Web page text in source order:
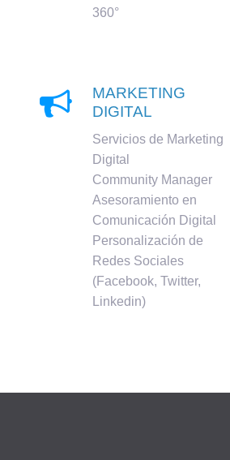
360°

MARKETING
DIGITAL
Servicios de Marketing
Digital
Community Manager
Asesoramiento en
Comunicación Digital
Personalización de
Redes Sociales
(Facebook, Twitter,
Linkedin)